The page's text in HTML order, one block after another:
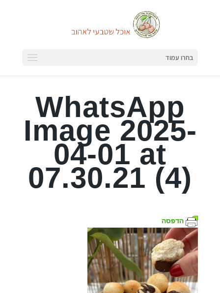
בחרו עמוד
WhatsApp
Image 2025-
04-01 at
07.30.21 (4)
הדפסה